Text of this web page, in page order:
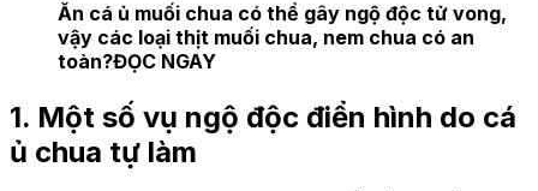
Ăn cá ủ muối chua có thể gây ngộ độc tử vong,
vậy các loại thịt muối chua, nem chua có an
toàn?ĐỌC NGAY
1. Một số vụ ngộ độc điển hình do cá
ủ chua tự làm